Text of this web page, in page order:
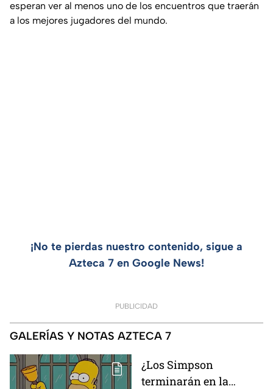
esperan ver al menos uno de los encuentros que traerán
a los mejores jugadores del mundo.
¡No te pierdas nuestro contenido, sigue a
Azteca 7 en Google News!
PUBLICIDAD
GALERÍAS Y NOTAS AZTECA 7
¿Los Simpson
terminarán en la